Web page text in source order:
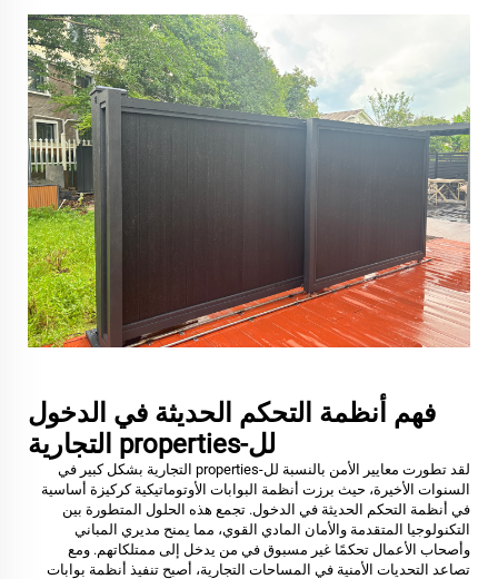
فهم أنظمة التحكم الحديثة في الدخول
لل-properties التجارية
لقد تطورت معايير الأمن بالنسبة لل-properties التجارية بشكل كبير في
السنوات الأخيرة، حيث برزت أنظمة البوابات الأوتوماتيكية كركيزة أساسية
في أنظمة التحكم الحديثة في الدخول. تجمع هذه الحلول المتطورة بين
التكنولوجيا المتقدمة والأمان المادي القوي، مما يمنح مديري المباني
وأصحاب الأعمال تحكمًا غير مسبوق في من يدخل إلى ممتلكاتهم. ومع
تصاعد التحديات الأمنية في المساحات التجارية، أصبح تنفيذ أنظمة بوابات